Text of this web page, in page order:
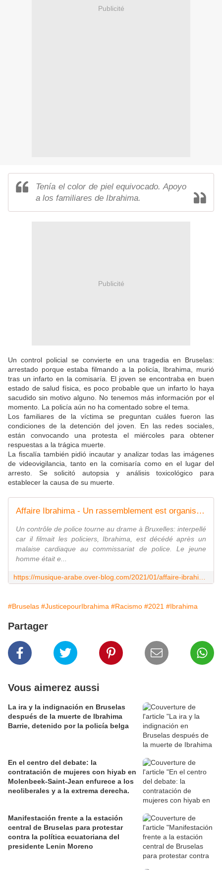
Publicité
Tenía el color de piel equivocado. Apoyo
a los familiares de Ibrahima.
Publicité
Un control policial se convierte en una tragedia en Bruselas:
arrestado porque estaba filmando a la policía, Ibrahima, murió
tras un infarto en la comisaría. El joven se encontraba en buen
estado de salud física, es poco probable que un infarto lo haya
sacudido sin motivo alguno. No tenemos más información por el
momento. La policía aún no ha comentado sobre el tema.
Los familiares de la víctima se preguntan cuáles fueron las
condiciones de la detención del joven. En las redes sociales,
están convocando una protesta el miércoles para obtener
respuestas a la trágica muerte.
La fiscalía también pidió incautar y analizar todas las imágenes
de videovigilancia, tanto en la comisaría como en el lugar del
arresto. Se solicitó autopsia y análisis toxicológico para
establecer la causa de su muerte.
Affaire Ibrahima - Un rassemblement est organisé ce mercredi 13 janvier, à 15h, devant le commissariat de Gare du Nord - Last Night in Orient
Un contrôle de police tourne au drame à Bruxelles: interpellé
car il filmait les policiers, Ibrahima, est décédé après un
malaise cardiaque au commissariat de police. Le jeune
homme était e...
#Bruselas #JusticepourIbrahima #Racismo #2021 #Ibrahima
Partager
Vous aimerez aussi
La ira y la indignación en Bruselas
después de la muerte de Ibrahima
Barrie, detenido por la policía belga
En el centro del debate: la
contratación de mujeres con hiyab en
Molenbeek-Saint-Jean enfurece a los
neoliberales y a la extrema derecha.
Manifestación frente a la estación
central de Bruselas para protestar
contra la política ecuatoriana del
presidente Lenin Moreno